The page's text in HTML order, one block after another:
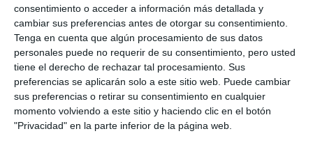
consentimiento o acceder a información más detallada y
cambiar sus preferencias antes de otorgar su consentimiento.
Tenga en cuenta que algún procesamiento de sus datos
personales puede no requerir de su consentimiento, pero usted
tiene el derecho de rechazar tal procesamiento. Sus
preferencias se aplicarán solo a este sitio web. Puede cambiar
sus preferencias o retirar su consentimiento en cualquier
momento volviendo a este sitio y haciendo clic en el botón
"Privacidad" en la parte inferior de la página web.
surge de la Asociación Española de Amigos del Libro
Infantil y Juvenil, apoyada por el Ministerio de
Cultura y Deporte, con el objetivo de concienciar a
la sociedad de la importancia de la lectura y como
homenaje y reconocimiento a la labor que realizan
las bibliotecas como punto de encuentro cultural e
instrumento de fomento de la convivencia.